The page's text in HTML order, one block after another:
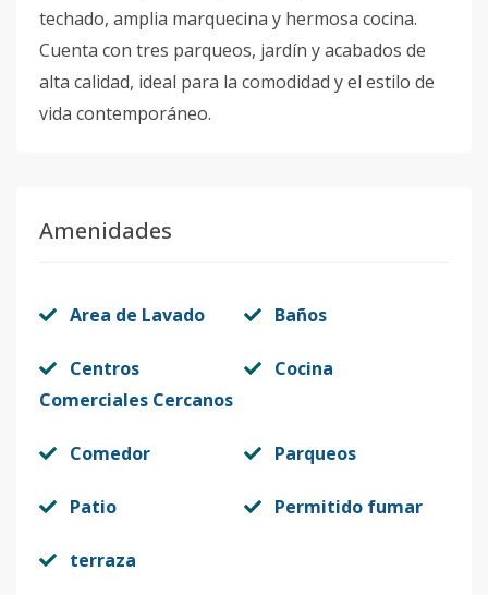
techado, amplia marquecina y hermosa cocina.
Cuenta con tres parqueos, jardín y acabados de
alta calidad, ideal para la comodidad y el estilo de
vida contemporáneo.
Amenidades
Area de Lavado Baños
Centros
Comerciales Cercanos
Cocina
Comedor Parqueos
Patio Permitido fumar
terraza